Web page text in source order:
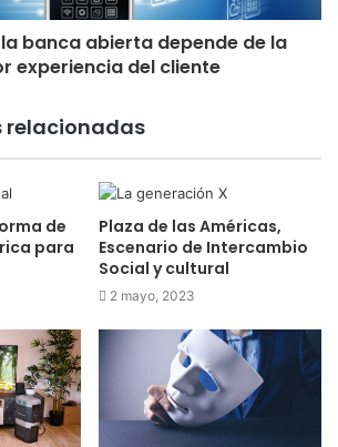
banca abierta depende de la
experiencia del cliente
relacionadas
de
para
Plaza de las Américas,
Escenario de Intercambio
Social y cultural
2 mayo, 2023